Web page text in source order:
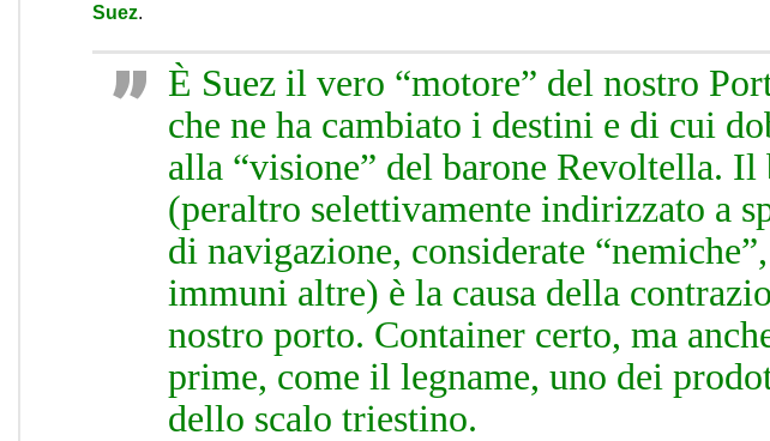
Suez.
È Suez il vero “motore” del nostro
che ne ha cambiato i destini e di cui
alla “visione” del barone Revoltella.
(peraltro selettivamente indirizzato a
di navigazione, considerate
immuni altre) è la causa della
nostro porto. Container certo, ma
prime, come il legname, uno dei
dello scalo triestino.